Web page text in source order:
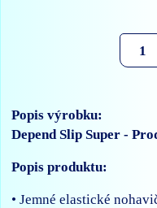
Popis výrobku:
Depend Slip Super -
Popis produktu:
• Jemné elastické